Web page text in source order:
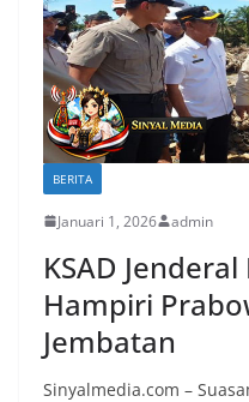
BERITA
Januari 1, 2026 admin
KSAD
Hampiri
Jembatan
Sinyalmedia.com –